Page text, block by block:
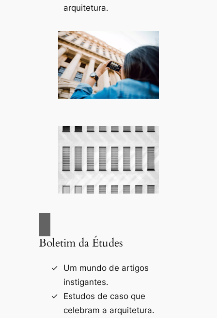
arquitetura.
Boletim da Études
Um mundo de artigos
instigantes.
Estudos de caso que
celebram a arquitetura.